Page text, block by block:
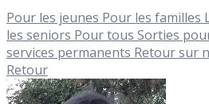
Pour les jeunes Pour les familles
les seniors Pour tous Sorties
services permanents Retour sur
Retour